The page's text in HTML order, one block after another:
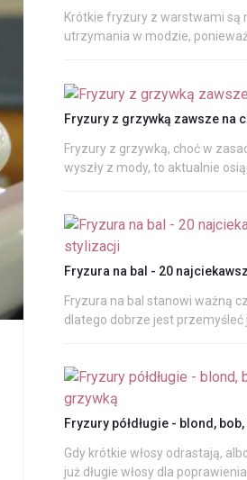
Krótkie fryzury z warstwami są
utrzymania w modzie, ponieważ
Fryzury z grzywką zawsze na
Fryzury z grzywką, choć w
wyszły z mody, to aktualnie
Fryzura na bal - 20
Fryzura na bal stanowi ważną
dlatego dobrze jest przemyśleć
Fryzury półdługie - blond,
Gdy krótkie włosy odrastają,
już długie włosy dla poprawienia